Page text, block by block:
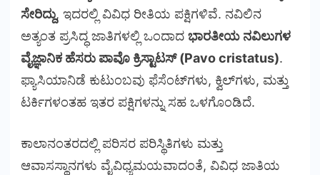
ಸೇರಿದ್ದು, ಇದರಲ್ಲಿ ವಿವಿಧ ರೀತಿಯ ಪಕ್ಷಿಗಳಿವೆ. ನವಿಲಿನ
ಅತ್ಯಂತ ಪ್ರಸಿದ್ಧ ಜಾತಿಗಳಲ್ಲಿ ಒಂದಾದ ಭಾರತೀಯ ನವಿಲುಗಳ
ವೈಜ್ಞಾನಿಕ ಹೆಸರು ಪಾವೊ ಕ್ರಿಸ್ಟಾಟಸ್ (Pavo cristatus).
ಫ್ಯಾಸಿಯಾನಿಡೆ ಕುಟುಂಬವು ಫೆಸೆಂಟ್‌ಗಳು, ಕ್ವಿಲ್‌ಗಳು, ಮತ್ತು
ಟರ್ಕಿಗಳಂತಹ ಇತರ ಪಕ್ಷಿಗಳನ್ನು ಸಹ ಒಳಗೊಂಡಿದೆ.
ಕಾಲಾನಂತರದಲ್ಲಿ ಪರಿಸರ ಪರಿಸ್ಥಿತಿಗಳು ಮತ್ತು
ಆವಾಸಸ್ಥಾನಗಳು ವೈವಿಧ್ಯಮಯವಾದಂತೆ, ವಿವಿಧ ಜಾತಿಯ